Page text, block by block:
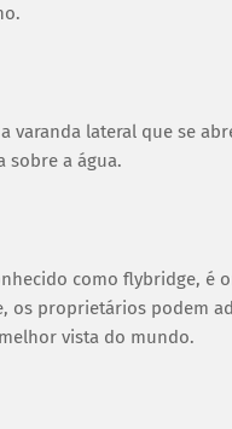
varanda lateral que se
sobre a água.
como flybridge, é
os proprietários podem
vista do mundo.